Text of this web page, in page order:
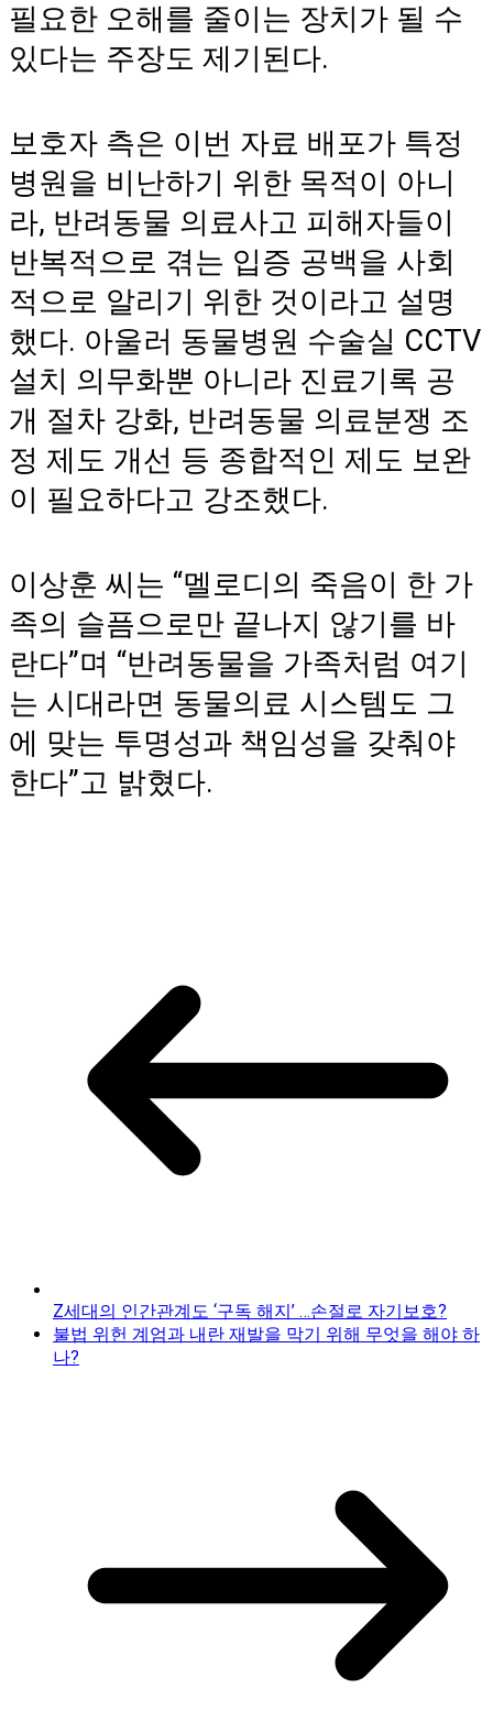
필요한 오해를 줄이는 장치가 될 수
있다는 주장도 제기된다.
보호자 측은 이번 자료 배포가 특정
병원을 비난하기 위한 목적이 아니
라, 반려동물 의료사고 피해자들이
반복적으로 겪는 입증 공백을 사회
적으로 알리기 위한 것이라고 설명
했다. 아울러 동물병원 수술실 CCTV
설치 의무화뿐 아니라 진료기록 공
개 절차 강화, 반려동물 의료분쟁 조
정 제도 개선 등 종합적인 제도 보완
이 필요하다고 강조했다.
이상훈 씨는 “멜로디의 죽음이 한 가
족의 슬픔으로만 끝나지 않기를 바
란다”며 “반려동물을 가족처럼 여기
는 시대라면 동물의료 시스템도 그
에 맞는 투명성과 책임성을 갖춰야
한다”고 밝혔다.
Z세대의 인간관계도 ‘구독 해지’ …손절로 자기보호?
불법 위헌 계엄과 내란 재발을 막기 위해 무엇을 해야 하
나?